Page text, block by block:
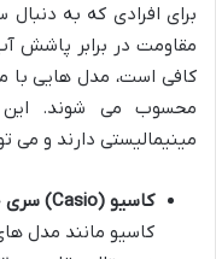
برای افرادی که به دنبال
مقاومت در برابر پاشش
محسوب می شوند. این
مینیمالیستی دارند و می
کاسیو (Casio) سری جنرال: